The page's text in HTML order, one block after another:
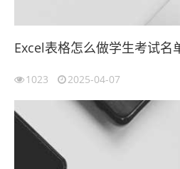
Excel表格怎么做学生考试名
1023 2025-04-07